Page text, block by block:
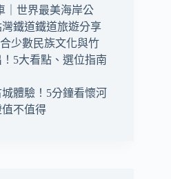
｜世界最美海岸公
鐵道鐵道旅遊分享
少數民族文化與竹
5大看點、選位指南
體驗！5分鐘看懷河
不值得